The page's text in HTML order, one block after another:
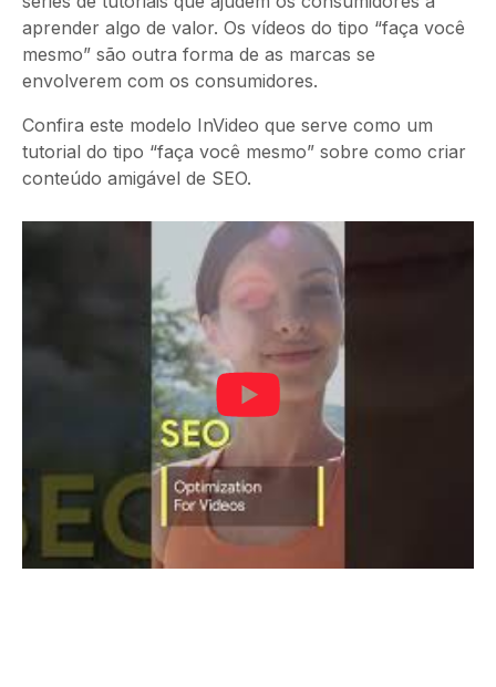
aprender algo de valor. Os vídeos do tipo “faça você
mesmo” são outra forma de as marcas se
envolverem com os consumidores.
Confira este modelo InVideo que serve como um
tutorial do tipo “faça você mesmo” sobre como criar
conteúdo amigável de SEO.